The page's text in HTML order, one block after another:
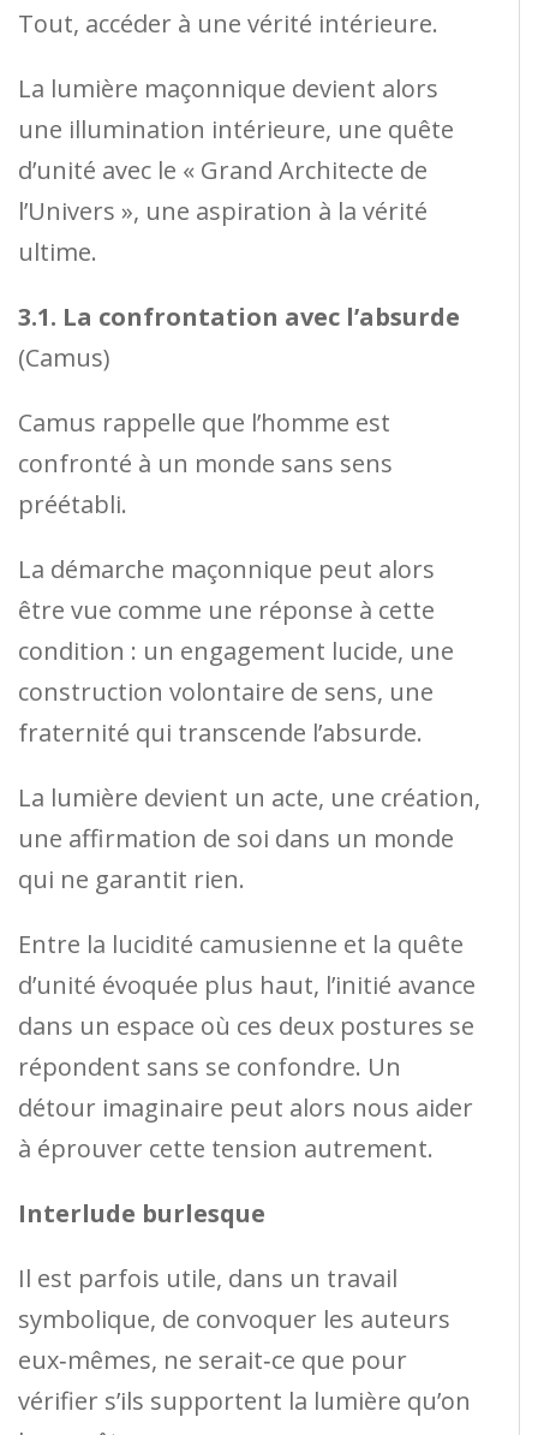
Tout, accéder à une vérité intérieure.
La lumière maçonnique devient alors
une illumination intérieure, une quête
d’unité avec le « Grand Architecte de
l’Univers », une aspiration à la vérité
ultime.
3.1. La confrontation avec l’absurde
(Camus)
Camus rappelle que l’homme est
confronté à un monde sans sens
préétabli.
La démarche maçonnique peut alors
être vue comme une réponse à cette
condition : un engagement lucide, une
construction volontaire de sens, une
fraternité qui transcende l’absurde.
La lumière devient un acte, une création,
une affirmation de soi dans un monde
qui ne garantit rien.
Entre la lucidité camusienne et la quête
d’unité évoquée plus haut, l’initié avance
dans un espace où ces deux postures se
répondent sans se confondre. Un
détour imaginaire peut alors nous aider
à éprouver cette tension autrement.
Interlude burlesque
Il est parfois utile, dans un travail
symbolique, de convoquer les auteurs
eux‑mêmes, ne serait‑ce que pour
vérifier s’ils supportent la lumière qu’on